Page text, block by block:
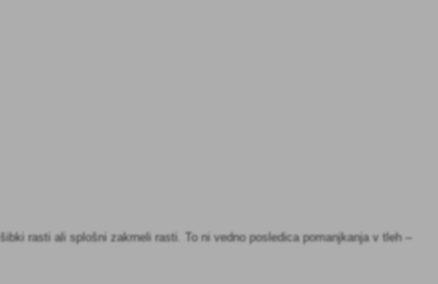
rasti ali splošni zakrneli rasti. To ni vedno posledica pomanjkanja v tleh –